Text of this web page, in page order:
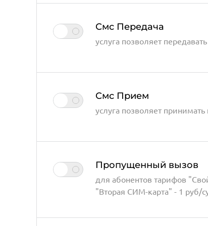
Смс Передача
услуга позволяет
Смс Прием
услуга позволяет
Пропущенный вызов
для абонентов тарифов
"Вторая СИМ-карта" - 1 руб/